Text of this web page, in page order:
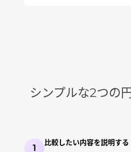
シンプルな2つの
1
比較したい内容を説明する